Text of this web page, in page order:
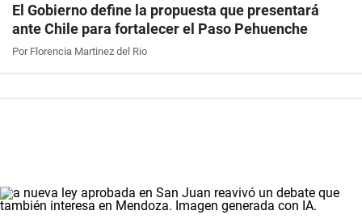
El Gobierno define la propuesta que presentará
ante Chile para fortalecer el Paso Pehuenche
Por Florencia Martinez del Rio